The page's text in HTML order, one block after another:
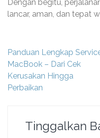
Dengan begitu,
lancar, aman, dan tepat
Navigasi
pos
Panduan Lengkap
MacBook – Dari Cek
Kerusakan Hingga
Perbaikan
Tinggalkan